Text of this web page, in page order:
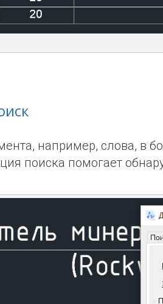
например, слова, в
поиска помогает